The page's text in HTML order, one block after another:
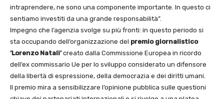
intraprendere, ne sono una componente importante. In questo ci
sentiamo investiti da una grande responsabilità”.
Impegno che l’agenzia svolge su più fronti: in questo periodo si
sta occupando dell’organizzazione del premio giornalistico
‘Lorenzo Natali’creato dalla Commissione Europea in ricordo
dell’ex commissario Ue per lo sviluppo considerato un difensore
della libertà di espressione, della democrazia e dei diritti umani.
Il premio mira a sensibilizzare l’opinione pubblica sulle questioni